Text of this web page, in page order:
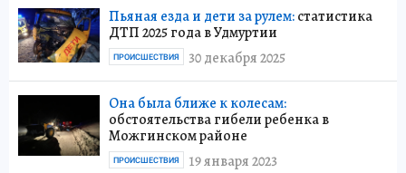
Пьяная езда и дети за рулем:статистика
ДТП 2025 года в Удмуртии
30 декабря 2025
ПРОИСШЕСТВИЯ
Она была ближе к колесам:
обстоятельства гибели ребенка в
Можгинском районе
19 января 2023
ПРОИСШЕСТВИЯ